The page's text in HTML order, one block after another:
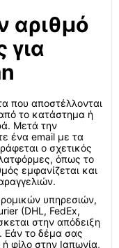
αριθμό
για
που αποστέλλονται
το κατάστημα ή
Μετά την
ένα email με τα
ο σχετικός
όπως το
εμφανίζεται και
υπηρεσιών,
(DHL, FedEx,
στην απόδειξη
Εάν το δέμα σας
φίλο στην Ιαπωνία,